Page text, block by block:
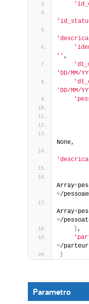
'' ,
'DD/MM/
'DD/MM/
None,
Array<
</
Array<
</
},
</
}
Parametro